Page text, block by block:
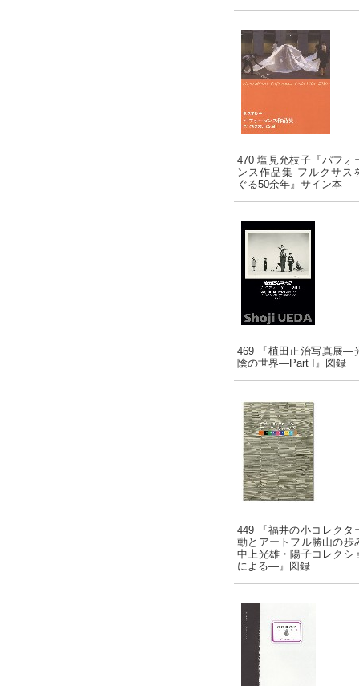
470 塩見允枝子『パフォ
ンス作品集 フルクサス
ぐる50余年』サイン本
469 『植田正治写真展―
陰の世界―Part I』図録
449 『福井の小コレクタ
動とアートフル勝山の
中上光雄・陽子コレクシ
による―』図録